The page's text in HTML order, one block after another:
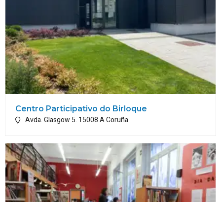
Centro Participativo do Birloque
Avda. Glasgow 5. 15008A Coruña